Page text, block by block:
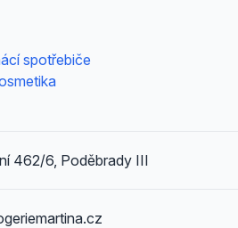
spotřebiče
462/6, Poděbrady III